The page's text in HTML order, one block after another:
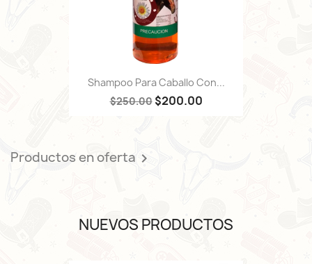
Shampoo Para Caballo Con...
$250.00 $200.00
Productos en oferta 
NUEVOS PRODUCTOS